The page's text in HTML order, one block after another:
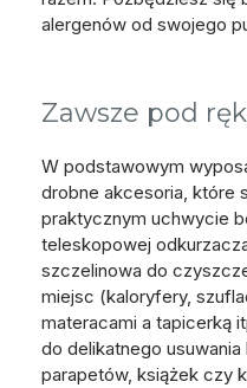
alergenów od swojego
Zawsze pod
W podstawowym
drobne akcesoria, które
praktycznym uchwycie
teleskopowej
szczelinowa do
miejsc (kaloryfery,
materacami a tapicerką
do delikatnego
parapetów, książek czy